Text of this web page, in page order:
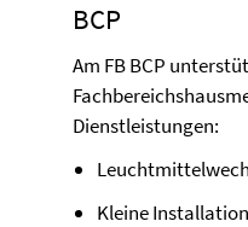
BCP
Am FB BCP
Dienstleistungen:
Kleine